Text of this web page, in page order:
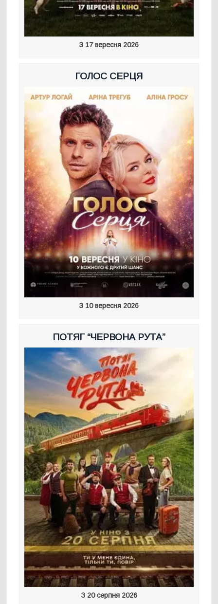
З 17 вересня 2026
ГОЛОС СЕРЦЯ
З 10 вересня 2026
ПОТЯГ “ЧЕРВОНА РУТА”
З 20 серпня 2026